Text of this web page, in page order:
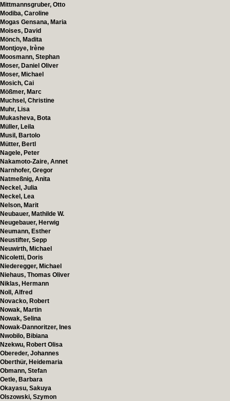
Mittmannsgruber, Otto
Modiba, Caroline
Mogas Gensana, Maria
Moises, David
Mönch, Madita
Montjoye, Irène
Moosmann, Stephan
Moser, Daniel Oliver
Moser, Michael
Mosich, Cai
Mößmer, Marc
Muchsel, Christine
Muhr, Lisa
Mukasheva, Bota
Müller, Leila
Musil, Bartolo
Mütter, Bertl
Nagele, Peter
Nakamoto-Zaire, Annet
Narnhofer, Gregor
Natmeßnig, Anita
Neckel, Julia
Neckel, Lea
Nelson, Marit
Neubauer, Mathilde W.
Neugebauer, Herwig
Neumann, Esther
Neustifter, Sepp
Neuwirth, Michael
Nicoletti, Doris
Niederegger, Michael
Niehaus, Thomas Oliver
Niklas, Hermann
Noll, Alfred
Novacko, Robert
Nowak, Martin
Nowak, Selina
Nowak-Dannoritzer, Ines
Nwobilo, Bibiana
Nzekwu, Robert Olisa
Obereder, Johannes
Oberthür, Heidemaria
Obmann, Stefan
Oetle, Barbara
Okayasu, Sakuya
Olszowski, Szymon